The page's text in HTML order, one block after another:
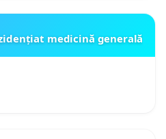
medicină generală